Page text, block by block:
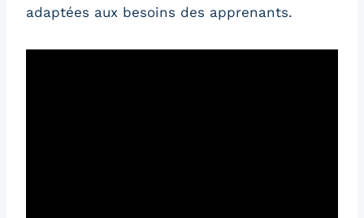
adaptées aux besoins des apprenants.